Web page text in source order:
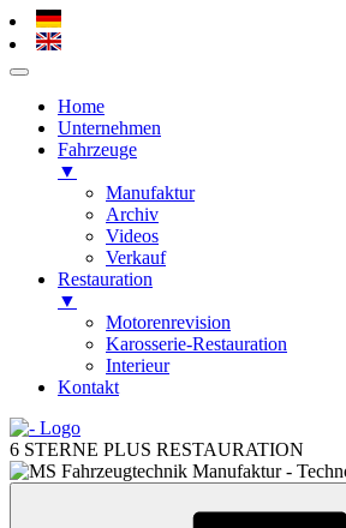
Home
Unternehmen
Fahrzeuge
▼
Manufaktur
Archiv
Videos
Verkauf
Restauration
▼
Motorenrevision
Karosserie-Restauration
Interieur
Kontakt
Zum
Inhalt
springen
6 STERNE PLUS RESTAURATION
Zum
Inhalt